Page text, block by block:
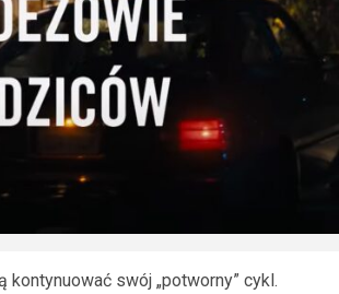
swój „potworny” cykl.